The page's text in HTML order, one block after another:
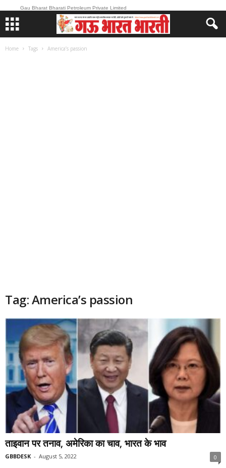
Gau Bharat Bharati Petroleum Private Limited
Home Tags America’s passion
Tag: America’s passion
ताइवान पर तनाव, अमेरिका का चाव, भारत के भाव
GBBDESK - August 5, 2022 0